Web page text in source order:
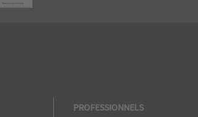
PROFESSIONNELS